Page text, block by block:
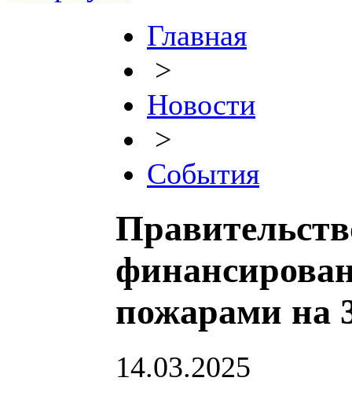
Главная
>
Новости
>
События
пожарами на
14.03.2025